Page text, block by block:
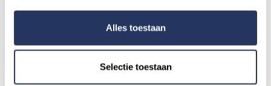
Alles toestaan
Selectie toestaan
het platform.
12. Toepasselijk recht
12.1 Op deze voorwaarden is Nederlands recht van
toepassing.